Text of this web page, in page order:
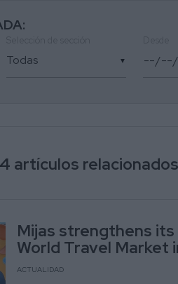
▼
artículos
Mijas strengthens
World Travel Market
ACTUALIDAD